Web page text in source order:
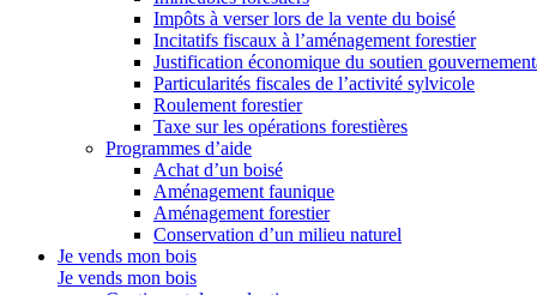
Impôts à verser lors de la vente du boisé
Incitatifs fiscaux à l’aménagement forestier
Justification économique du soutien
Particularités fiscales de l’activité sylvicole
Roulement forestier
Taxe sur les opérations forestières
Programmes d’aide
Achat d’un boisé
Aménagement faunique
Aménagement forestier
Conservation d’un milieu naturel
Je vends mon bois
Je vends mon bois